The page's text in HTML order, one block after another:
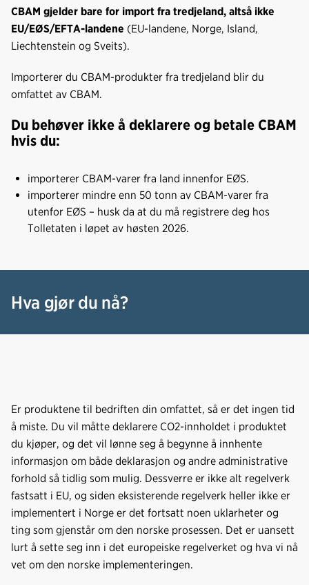
CBAM gjelder bare for import fra tredjeland, altså ikke
EU/EØS/EFTA-landene (EU-landene, Norge, Island,
Liechtenstein og Sveits).
Importerer du CBAM-produkter fra tredjeland blir du
omfattet av CBAM.
Du behøver ikke å deklarere og betale CBAM
hvis du:
importerer CBAM-varer fra land innenfor EØS.
importerer mindre enn 50 tonn av CBAM-varer fra
utenfor EØS – husk da at du må registrere deg hos
Tolletaten i løpet av høsten 2026.
Hva gjør du nå?
Er produktene til bedriften din omfattet, så er det ingen tid
å miste. Du vil måtte deklarere CO2-innholdet i produktet
du kjøper, og det vil lønne seg å begynne å innhente
informasjon om både deklarasjon og andre administrative
forhold så tidlig som mulig. Dessverre er ikke alt regelverk
fastsatt i EU, og siden eksisterende regelverk heller ikke er
implementert i Norge er det fortsatt noen uklarheter og
ting som gjenstår om den norske prosessen. Det er uansett
lurt å sette seg inn i det europeiske regelverket og hva vi nå
vet om den norske implementeringen.